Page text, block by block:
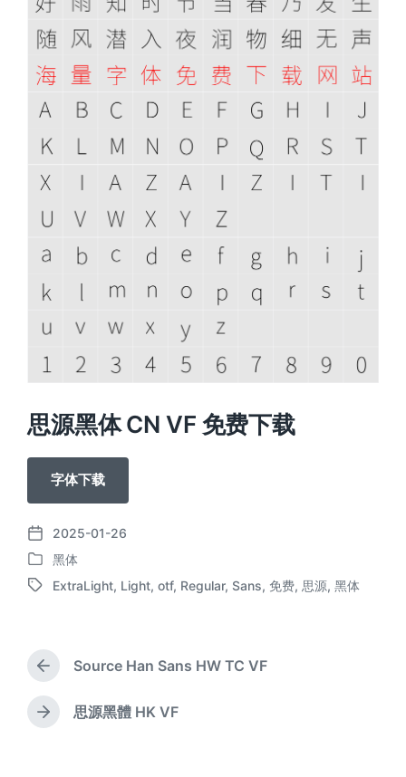
思源黑体 CN VF 免费下载
字体下载
发
布
日
2025-01-26
发
布
黑体
标
ExtraLight, Light, otf, Regular, Sans, 免费, 思源, 黑体
上
篇
文
章
Source Han Sans HW TC VF
下
思源黑體 HK VF